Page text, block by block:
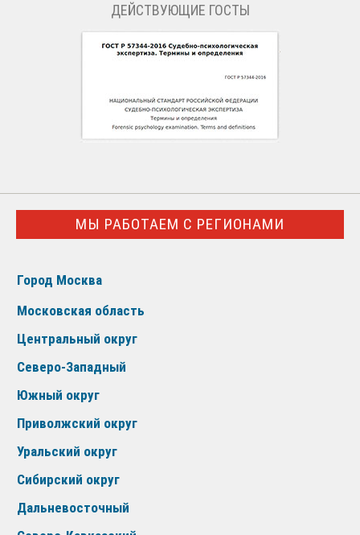
ДЕЙСТВУЮЩИЕ ГОСТЫ
МЫ РАБОТАЕМ С РЕГИОНАМИ
Город Москва
Московская область
Центральный округ
Северо-Западный
Южный округ
Приволжский округ
Уральский округ
Сибирский округ
Дальневосточный